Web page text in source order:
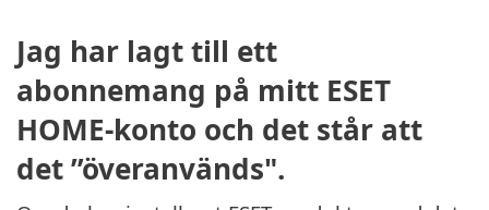
Jag har lagt till ett
abonnemang på mitt ESET
HOME-konto och det står att
det ”överanvänds".